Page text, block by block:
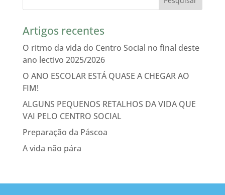
Artigos recentes
O ritmo da vida do Centro Social no final deste
ano lectivo 2025/2026
O ANO ESCOLAR ESTÁ QUASE A CHEGAR AO
FIM!
ALGUNS PEQUENOS RETALHOS DA VIDA QUE
VAI PELO CENTRO SOCIAL
Preparação da Páscoa
A vida não pára